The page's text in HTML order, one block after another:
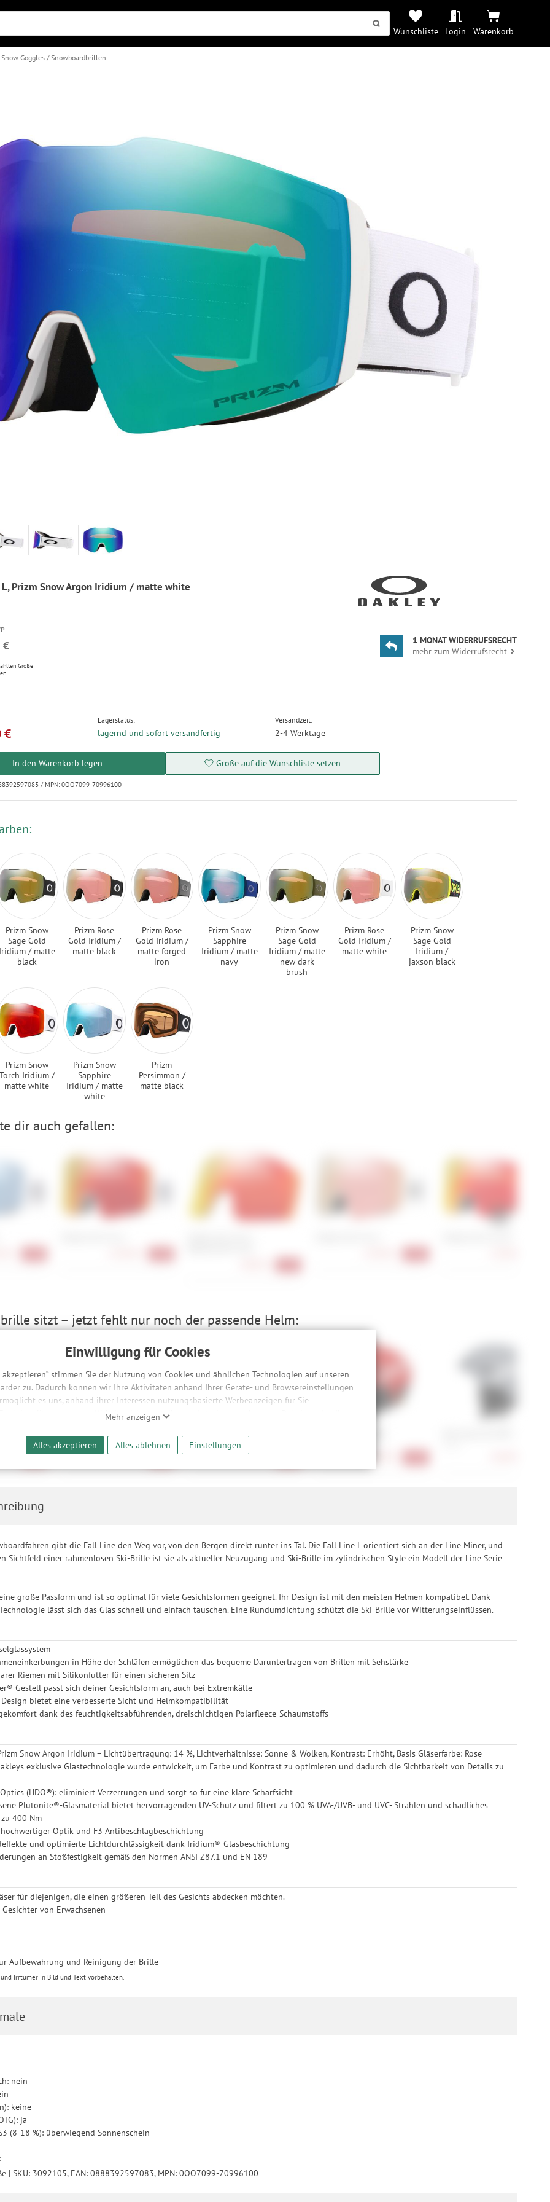
Wunschliste Login Warenkorb
Einwilligung für Cookies
stimmen Sie der Nutzung von Cookies und ähnlichen Technologien auf unseren
zu. Dadurch können wir Ihre Aktivitäten anhand Ihrer Geräte- und Browsereinstellungen
es uns, anhand ihrer Interessen nutzungsbasierte Werbeanzeigen für Sie
unserer Website sicherzustellen und stetig zu verbessern. Dabei werden Ihre
und Werbepartner weitergegeben. Die Verarbeitung erfolgt ausschließlich zum Zwecke
Inhalten und der Durchführung von statistischer Analyse, Reichweitenmessungen,
und nutzungsbasierter Werbung. Informationen zu den einzelnen Funktionen, den
nicht erforderlich und gilt, bis sie widerrufen wird. Sie können Ihre Einwilligung unter
Mehr anzeigen
Alles akzeptieren Alles ablehnen Einstellungen
Goggles Snowboardbrillen
Prizm Snow Argon Iridium / matte white
€
Größe
€
Lagerstatus:
lagernd und sofort versandfertig
Versandzeit:
2-4 Werktage
In den Warenkorb legen Größe auf die Wunschliste setzen
/ MPN: 0OO7099-70996100
1 MONAT WIDERRUFSRECHT
mehr zum Widerrufsrecht
Prizm Snow
Sage Gold
Iridium / matte
black
Prizm Rose
Gold Iridium /
matte black
Prizm Rose
Gold Iridium /
matte forged
iron
Prizm Snow
Sapphire
Iridium / matte
navy
Prizm Snow
Sage Gold
Iridium / matte
new dark
brush
Prizm Rose
Gold Iridium /
matte white
Prizm Snow
Sage Gold
Iridium /
jaxson black
Prizm Snow
Torch Iridium /
matte white
Prizm Snow
Sapphire
Iridium / matte
white
Prizm
Persimmon /
matte black
dir auch gefallen:
sitzt – jetzt fehlt nur noch der passende Helm:
-40%
Smith Vantage 2 MIPS
M
189,90 € -30%
Giro Tenaya Spherical MIPS
S
168,90 €
gibt die Fall Line den Weg vor, von den Bergen direkt runter ins Tal. Die Fall Line L orientiert sich an der Line Miner, und
Sichtfeld einer rahmenlosen Ski-Brille ist sie als aktueller Neuzugang und Ski-Brille im zylindrischen Style ein Modell der Line Serie
große Passform und ist so optimal für viele Gesichtsformen geeignet. Ihr Design ist mit den meisten Helmen kompatibel. Dank
lässt sich das Glas schnell und einfach tauschen. Eine Rundumdichtung schützt die Ski-Brille vor Witterungseinflüssen.
in Höhe der Schläfen ermöglichen das bequeme Daruntertragen von Brillen mit Sehstärke
Riemen mit Silikonfutter für einen sicheren Sitz
Gestell passt sich deiner Gesichtsform an, auch bei Extremkälte
bietet eine verbesserte Sicht und Helmkompatibilität
dank des feuchtigkeitsabführenden, dreischichtigen Polarfleece-Schaumstoffs
Snow Argon Iridium – Lichtübertragung: 14 %, Lichtverhältnisse: Sonne & Wolken, Kontrast: Erhöht, Basis Gläserfarbe: Rose
exklusive Glastechnologie wurde entwickelt, um Farbe und Kontrast zu optimieren und dadurch die Sichtbarkeit von Details zu
(HDO®): eliminiert Verzerrungen und sorgt so für eine klare Scharfsicht
Plutonite®-Glasmaterial bietet hervorragenden UV-Schutz und filtert zu 100 % UVA-/UVB- und UVC- Strahlen und schädliches
400 Nm
Optik und F3 Antibeschlagbeschichtung
und optimierte Lichtdurchlässigkeit dank Iridium®-Glasbeschichtung
an Stoßfestigkeit gemäß den Normen ANSI Z87.1 und EN 189
für diejenigen, die einen größeren Teil des Gesichts abdecken möchten.
von Erwachsenen
Aufbewahrung und Reinigung der Brille
Irrtümer in Bild und Text vorbehalten.
nein
keine
ja
(8-18 %): überwiegend Sonnenschein
| SKU: 3092105, EAN: 0888392597083, MPN: 0OO7099-70996100